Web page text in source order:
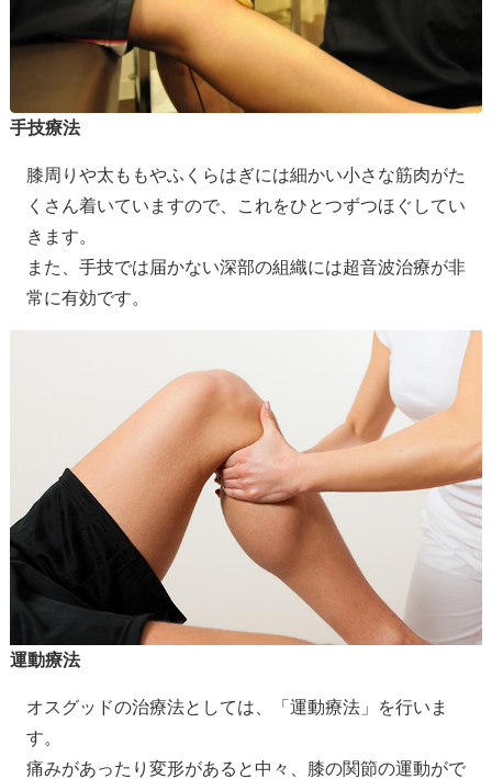
手技療法
膝周りや太ももやふくらはぎには細かい小さな筋肉がた
くさん着いていますので、これをひとつずつほぐしてい
きます。
また、手技では届かない深部の組織には超音波治療が非
常に有効です。
運動療法
オスグッドの治療法としては、「運動療法」を行いま
す。
痛みがあったり変形があると中々、膝の関節の運動がで